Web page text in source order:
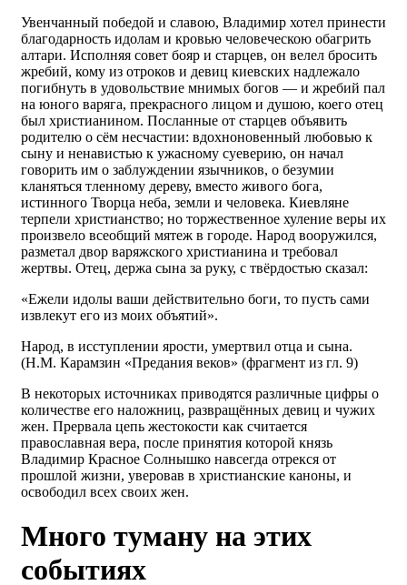
Увенчанный победой и славою, Владимир хотел принести
благодарность идолам и кровью человеческою обагрить
алтари. Исполняя совет бояр и старцев, он велел бросить
жребий, кому из отроков и девиц киевских надлежало
погибнуть в удовольствие мнимых богов — и жребий пал
на юного варяга, прекрасного лицом и душою, коего отец
был христианином. Посланные от старцев объявить
родителю о сём несчастии: вдохноновенный любовью к
сыну и ненавистью к ужасному суеверию, он начал
говорить им о заблуждении язычников, о безумии
кланяться тленному дереву, вместо живого бога,
истинного Творца неба, земли и человека. Киевляне
терпели христианство; но торжественное хуление веры их
произвело всеобщий мятеж в городе. Народ вооружился,
разметал двор варяжского христианина и требовал
жертвы. Отец, держа сына за руку, с твёрдостью сказал:
«Ежели идолы ваши действительно боги, то пусть сами
извлекут его из моих объятий».
Народ, в исступлении ярости, умертвил отца и сына.
(Н.М. Карамзин «Предания веков» (фрагмент из гл. 9)
В некоторых источниках приводятся различные цифры о
количестве его наложниц, развращённых девиц и чужих
жен. Прервала цепь жестокости как считается
православная вера, после принятия которой князь
Владимир Красное Солнышко навсегда отрекся от
прошлой жизни, уверовав в христианские каноны, и
освободил всех своих жен.
Много туману на этих
событиях